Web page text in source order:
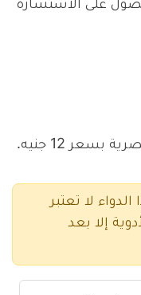
على الاستشارة
12 جنيه.
لا تعتبر
إلا بعد